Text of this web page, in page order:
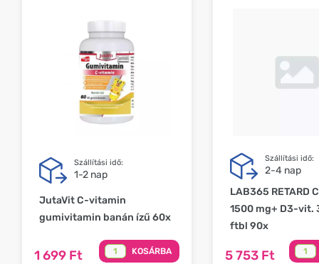
Szállítási idő:
1-2 nap
JutaVit C-vitamin
gumivitamin banán ízű 60x
1 699 Ft KOSÁRBA
Szállítási idő:
2-4 nap
LAB365 RETARD
1500 mg+ D3-vit.
ftbl 90x
5 753 Ft